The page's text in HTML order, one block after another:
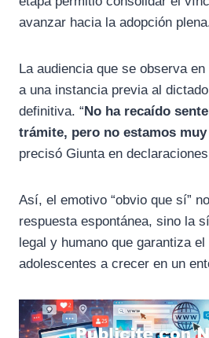
avanzar hacia la adopción
La audiencia que se observa
a una instancia previa al
definitiva. “No ha recaído
trámite, pero no estamos
precisó Giunta en
Así, el emotivo “obvio que sí”
respuesta espontánea, sino la
legal y humano que garantiza
adolescentes a crecer en un